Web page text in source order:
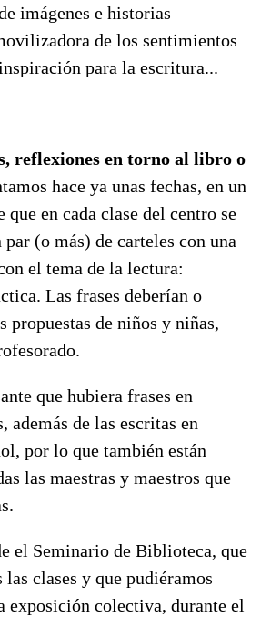
imágenes e historias
de los sentimientos
para la escritura...
reflexiones en torno al libro o
hace ya unas fechas, en un
que en cada clase del centro se
(o más) de carteles con una
el tema de la lectura:
Las frases deberían o
propuestas de niños y niñas,
que hubiera frases en
además de las escritas en
por lo que también están
las maestras y maestros que
el Seminario de Biblioteca, que
clases y que pudiéramos
exposición colectiva, durante el